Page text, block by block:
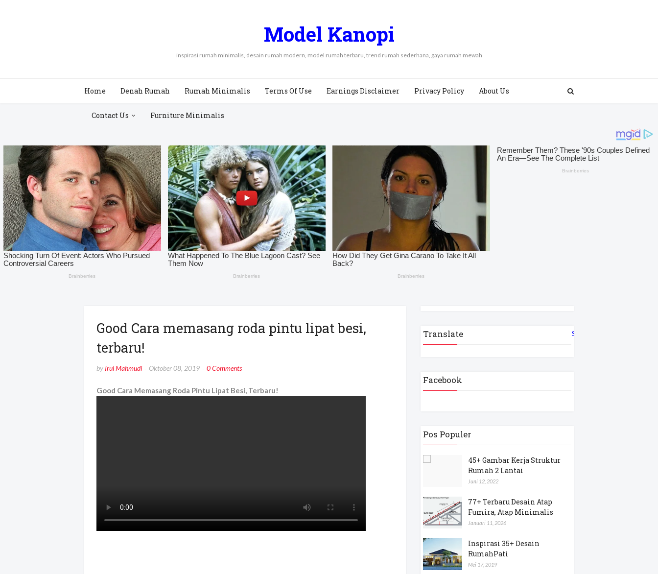
Model Kanopi
inspirasi rumah minimalis, desain rumah modern, model rumah terbaru, trend rumah sederhana, gaya rumah mewah
Home Denah Rumah Rumah Minimalis Terms Of Use Earnings Disclaimer Privacy Policy About Us
Contact Us Furniture Minimalis
Good Cara memasang roda pintu lipat besi,
terbaru!
by Irul Mahmudi Oktober 08, 2019 0 Comments
Good Cara Memasang Roda Pintu Lipat Besi, Terbaru!
Translate Select Language
Facebook
Pos Populer
45+ Gambar Kerja Struktur
Rumah 2 Lantai
Juni 12, 2022
77+ Terbaru Desain Atap
Fumira, Atap Minimalis
Januari 11, 2026
Inspirasi 35+ Desain
RumahPati
Mei 17, 2019